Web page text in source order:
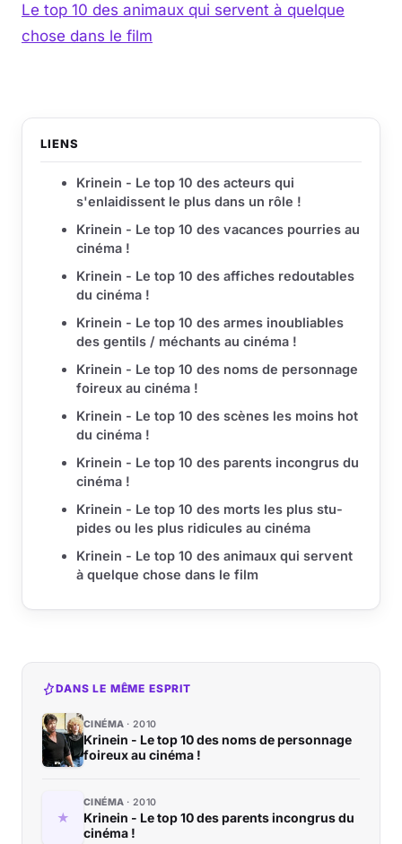
Le top 10 des animaux qui servent à quelque
chose dans le film
LIENS
Krinein - Le top 10 des acteurs qui
s'enlaidissent le plus dans un rôle !
Krinein - Le top 10 des vacances pourries au
ci­né­ma !
Krinein - Le top 10 des affiches redoutables
du ci­né­ma !
Krinein - Le top 10 des armes inoubliables
des gentils / méchants au cinéma !
Krinein - Le top 10 des noms de personnage
foireux au cinéma !
Krinein - Le top 10 des scènes les moins hot
du cinéma !
Krinein - Le top 10 des parents incongrus du
cinéma !
Krinein - Le top 10 des morts les plus stu­
pides ou les plus ri­di­cules au ci­né­ma
Krinein - Le top 10 des ani­maux qui servent
à quelque chose dans le film
DANS LE MÊME ESPRIT
CINÉMA 2010
Krinein - Le top 10 des noms de personnage
foireux au cinéma !
CINÉMA 2010
Krinein - Le top 10 des parents incongrus du
cinéma !